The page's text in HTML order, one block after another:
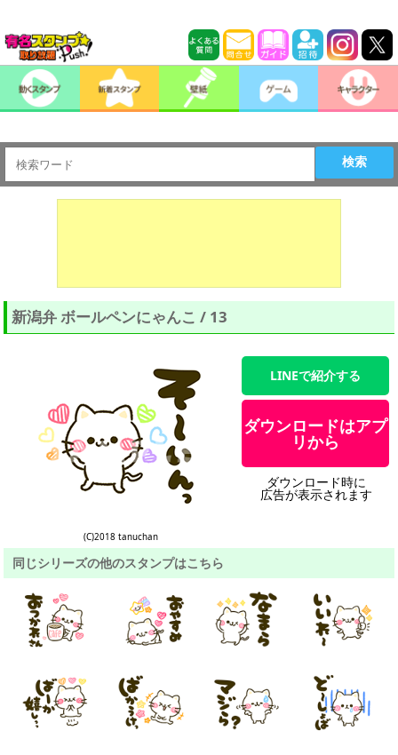
検索
新潟弁 ボールペンにゃんこ / 13
(C)2018 tanuchan
LINEで紹介する
ダウンロードはアプ
リから
ダウンロード時に
広告が表示されます
同じシリーズの他のスタンプはこちら